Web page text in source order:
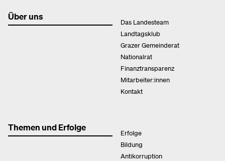
Über uns
Das Landesteam
Landtagsklub
Grazer Gemeinderat
Nationalrat
Finanztransparenz
Mitarbeiter:innen
Kontakt
Themen und Erfolge
Erfolge
Bildung
Antikorruption